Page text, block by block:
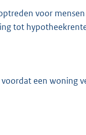
voor
tot
een woning